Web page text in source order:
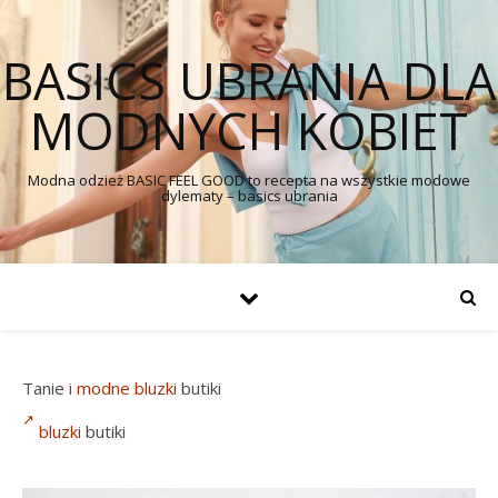
BASICS UBRANIA DLA
MODNYCH KOBIET
Modna odzież BASIC FEEL GOOD to recepta na wszystkie modowe
dylematy – basics ubrania
Tanie i modne bluzki butiki
bluzki butiki